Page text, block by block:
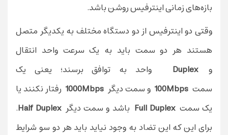
بازه‌های زمانی اینترفیس روشن باشد.
وقتی دو اینترفیس از دو دستگاه مختلف به یکدیگر متصل
هستند هر دو سمت باید به یک سرعت واحد انتقال
وDuplex واحد به توافق برسند؛ یعنی یک
سمت 100Mbpsو سمت دیگر 1000Mbpsرفتار نکنند یا
یک سمتFull Duplex باشد و سمت دیگرHalf Duplex
.
برای این که این تضاد به وجود نیاید باید هر دو سو شرایط